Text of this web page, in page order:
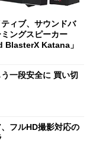
ィブ、サウンドバ
ングスピーカー
BlasterX Katana」
一段安全に 買い切
フルHD撮影対応の